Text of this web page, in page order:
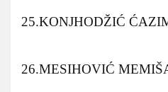
25.KONJHODŽIĆ
26.MESIHOVIĆ